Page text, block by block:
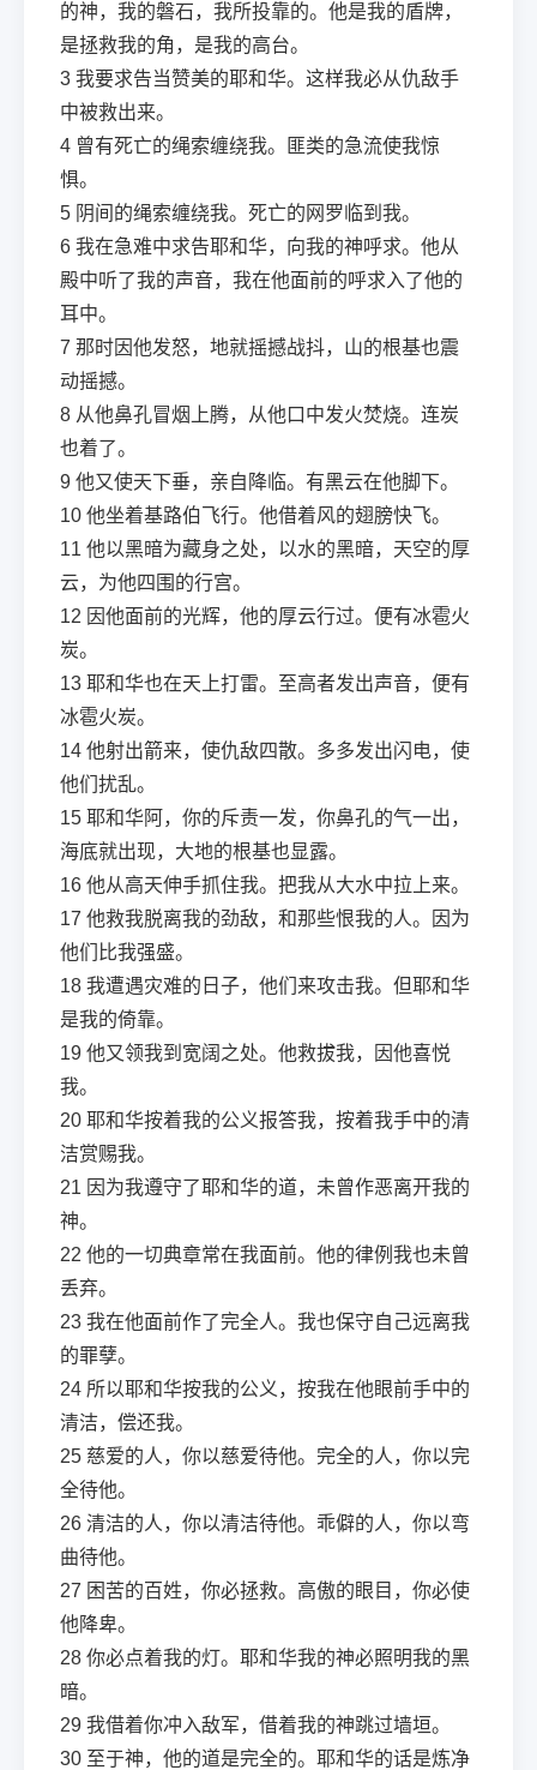
的神，我的磐石，我所投靠的。他是我的盾牌，
是拯救我的角，是我的高台。
3 我要求告当赞美的耶和华。这样我必从仇敌手
中被救出来。
4 曾有死亡的绳索缠绕我。匪类的急流使我惊
惧。
5 阴间的绳索缠绕我。死亡的网罗临到我。
6 我在急难中求告耶和华，向我的神呼求。他从
殿中听了我的声音，我在他面前的呼求入了他的
耳中。
7 那时因他发怒，地就摇撼战抖，山的根基也震
动摇撼。
8 从他鼻孔冒烟上腾，从他口中发火焚烧。连炭
也着了。
9 他又使天下垂，亲自降临。有黑云在他脚下。
10 他坐着基路伯飞行。他借着风的翅膀快飞。
11 他以黑暗为藏身之处，以水的黑暗，天空的厚
云，为他四围的行宫。
12 因他面前的光辉，他的厚云行过。便有冰雹火
炭。
13 耶和华也在天上打雷。至高者发出声音，便有
冰雹火炭。
14 他射出箭来，使仇敌四散。多多发出闪电，使
他们扰乱。
15 耶和华阿，你的斥责一发，你鼻孔的气一出，
海底就出现，大地的根基也显露。
16 他从高天伸手抓住我。把我从大水中拉上来。
17 他救我脱离我的劲敌，和那些恨我的人。因为
他们比我强盛。
18 我遭遇灾难的日子，他们来攻击我。但耶和华
是我的倚靠。
19 他又领我到宽阔之处。他救拔我，因他喜悦
我。
20 耶和华按着我的公义报答我，按着我手中的清
洁赏赐我。
21 因为我遵守了耶和华的道，未曾作恶离开我的
神。
22 他的一切典章常在我面前。他的律例我也未曾
丢弃。
23 我在他面前作了完全人。我也保守自己远离我
的罪孽。
24 所以耶和华按我的公义，按我在他眼前手中的
清洁，偿还我。
25 慈爱的人，你以慈爱待他。完全的人，你以完
全待他。
26 清洁的人，你以清洁待他。乖僻的人，你以弯
曲待他。
27 困苦的百姓，你必拯救。高傲的眼目，你必使
他降卑。
28 你必点着我的灯。耶和华我的神必照明我的黑
暗。
29 我借着你冲入敌军，借着我的神跳过墙垣。
30 至于神，他的道是完全的。耶和华的话是炼净